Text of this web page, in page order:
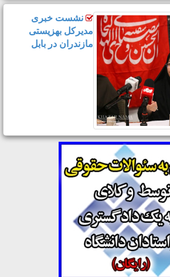
نظر هستم، مدیرکل اوقاف مازندران است.
نشست خبری
مدیرکل بهزیستی